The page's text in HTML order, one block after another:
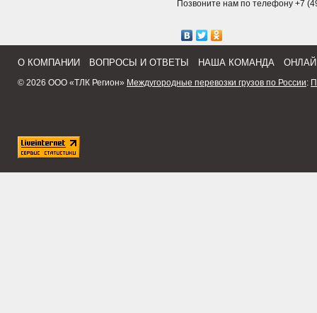
Позвоните нам по телефону +7
О КОМПАНИИ ВОПРОСЫ И ОТВЕТЫ НАША КОМАНДА
© 2026 ООО «ТЛК Регион» Междугородные перевозки грузов по России: